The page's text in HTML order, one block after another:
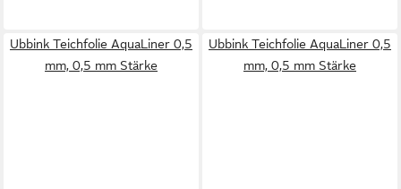
Ubbink Teichfolie AquaLiner 0,5
mm, 0,5 mm Stärke
Ubbink Teichfolie AquaLiner 0,5
mm, 0,5 mm Stärke